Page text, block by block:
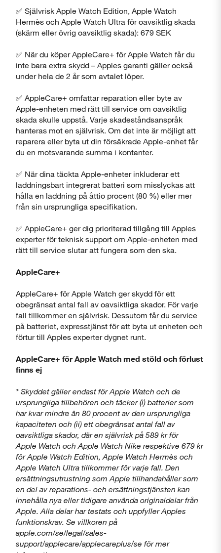
✅ Självrisk Apple Watch Edition, Apple Watch
Hermès och Apple Watch Ultra för oavsiktlig skada
(skärm eller övrig oavsiktlig skada): 679 SEK
✅ När du köper AppleCare+ för Apple Watch får du
inte bara extra skydd – Apples garanti gäller också
under hela de 2 år som avtalet löper.
✅ AppleCare+ omfattar reparation eller byte av
Apple-enheten med rätt till service om oavsiktlig
skada skulle uppstå. Varje skadeståndsanspråk
hanteras mot en självrisk. Om det inte är möjligt att
reparera eller byta ut din försäkrade Apple-enhet får
du en motsvarande summa i kontanter.
✅ När dina täckta Apple-enheter inkluderar ett
laddningsbart integrerat batteri som misslyckas att
hålla en laddning på åttio procent (80 %) eller mer
från sin ursprungliga specifikation.
✅ AppleCare+ ger dig prioriterad tillgång till Apples
experter för teknisk support om Apple-enheten med
rätt till service slutar att fungera som den ska.
AppleCare+
AppleCare+ för Apple Watch ger skydd för ett
obegränsat antal fall av oavsiktliga skador. För varje
fall tillkommer en självrisk. Dessutom får du service
på batteriet, expresstjänst för att byta ut enheten och
förtur till Apples experter dygnet runt.
AppleCare+ för Apple Watch med stöld och förlust
finns ej
* Skyddet gäller endast för Apple Watch och de
ursprungliga tillbehören och täcker (i) batterier som
har kvar mindre än 80 procent av den ursprungliga
kapaciteten och (ii) ett obegränsat antal fall av
oavsiktliga skador, där en självrisk på 589 kr för
Apple Watch och Apple Watch Nike respektive 679 kr
för Apple Watch Edition, Apple Watch Hermès och
Apple Watch Ultra tillkommer för varje fall. Den
ersättningsutrustning som Apple tillhandahåller som
en del av reparations- och ersättningstjänsten kan
innehålla nya eller tidigare använda originaldelar från
Apple. Alla delar har testats och uppfyller Apples
funktionskrav. Se villkoren på
apple.com/se/legal/sales-
support/applecare/applecareplus/se för mer